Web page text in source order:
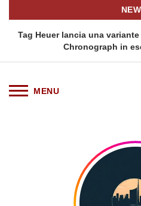
Tag Heuer lancia una
Chronograph in